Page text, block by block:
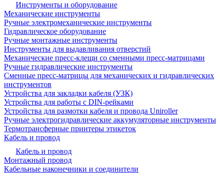
Инструменты и оборудование
Механические инструменты
Ручные электромеханические инструменты
Гидравлическое оборудование
Ручные монтажные инструменты
Инструменты для выдавливания отверстий
Механические пресс-клещи со сменными пресс-матрицами
Ручные гидравлические инструменты
Сменные пресс-матрицы для механических и гидравлических
инструментов
Устройства для закладки кабеля (УЗК)
Устройства для работы с DIN-рейками
Устройства для размотки кабеля и провода Uniroller
Ручные электрогидравлические аккумуляторные инструменты
Термотрансферные принтеры этикеток
Кабель и провод
Кабель и провод
Монтажный провод
Кабельные наконечники и соединители